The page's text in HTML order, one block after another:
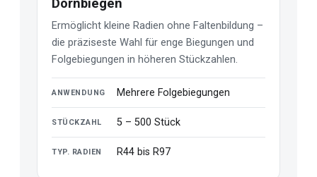
Dornbiegen
Ermöglicht kleine Radien ohne Faltenbildung –
die präziseste Wahl für enge Biegungen und
Folgebiegungen in höheren Stückzahlen.
ANWENDUNG Mehrere Folgebiegungen
STÜCKZAHL 5 – 500 Stück
TYP. RADIEN R44 bis R97